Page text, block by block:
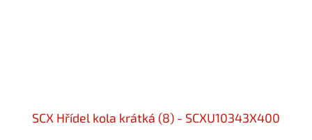
SCX Hřídel kola krátká (8) - SCXU10343X400